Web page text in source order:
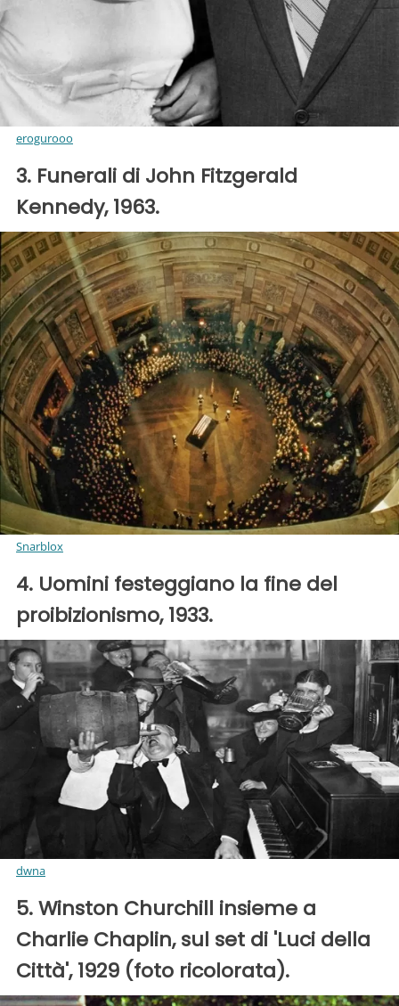
erogurooo
3. Funerali di John Fitzgerald
Kennedy, 1963.
Snarblox
4. Uomini festeggiano la fine del
proibizionismo, 1933.
dwna
5. Winston Churchill insieme a
Charlie Chaplin, sul set di 'Luci della
Città', 1929 (foto ricolorata).